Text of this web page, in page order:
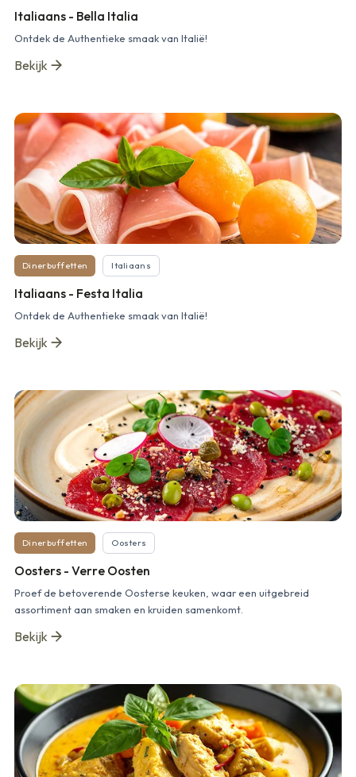
Italiaans - Bella Italia
Ontdek de Authentieke smaak van Italië!
Bekijk
Dinerbuffetten Italiaans
Italiaans - Festa Italia
Ontdek de Authentieke smaak van Italië!
Bekijk
Dinerbuffetten Oosters
Oosters - Verre Oosten
Proef de betoverende Oosterse keuken, waar een uitgebreid
assortiment aan smaken en kruiden samenkomt.
Bekijk